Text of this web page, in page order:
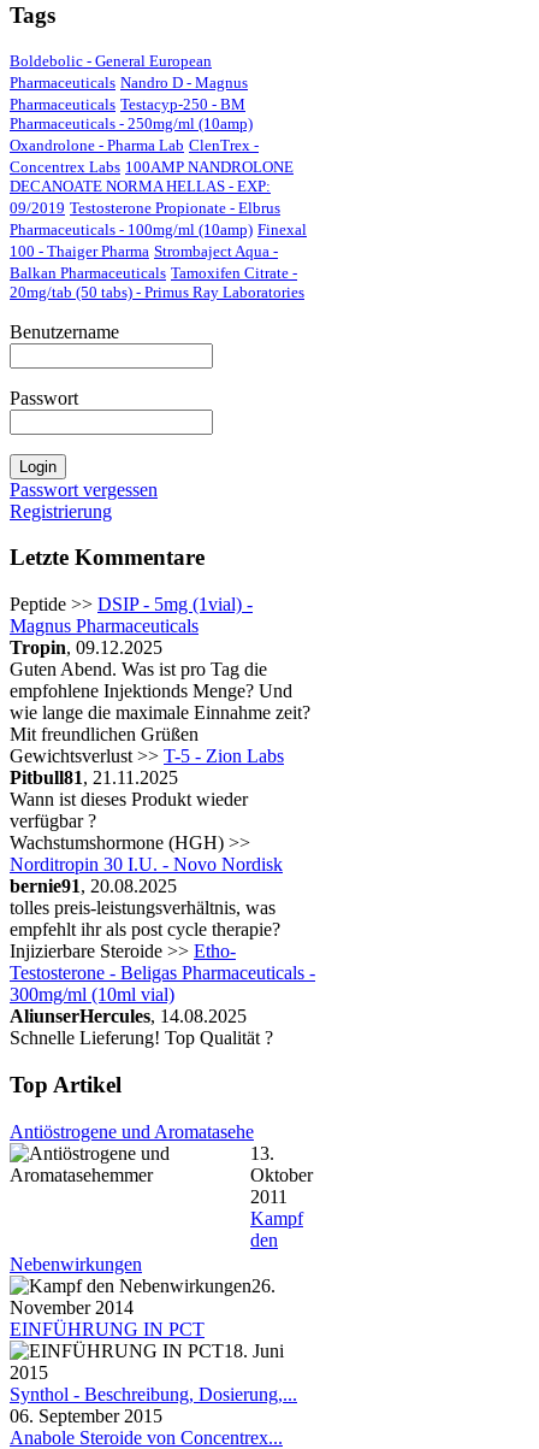
Tags
Boldebolic - General European
Pharmaceuticals Nandro D - Magnus
Pharmaceuticals Testacyp-250 - BM
Pharmaceuticals - 250mg/ml (10amp)
Oxandrolone - Pharma Lab ClenTrex -
Concentrex Labs 100AMP NANDROLONE
DECANOATE NORMA HELLAS - EXP:
09/2019 Testosterone Propionate - Elbrus
Pharmaceuticals - 100mg/ml (10amp) Finexal
100 - Thaiger Pharma Strombaject Aqua -
Balkan Pharmaceuticals Tamoxifen Citrate -
20mg/tab (50 tabs) - Primus Ray Laboratories
Benutzername
Passwort
Passwort vergessen
Registrierung
Letzte Kommentare
Peptide >> DSIP - 5mg (1vial) -
Magnus Pharmaceuticals
Tropin, 09.12.2025
Guten Abend. Was ist pro Tag die
empfohlene Injektionds Menge? Und
wie lange die maximale Einnahme zeit?
Mit freundlichen Grüßen
Gewichtsverlust >> T-5 - Zion Labs
Pitbull81, 21.11.2025
Wann ist dieses Produkt wieder
verfügbar ?
Wachstumshormone (HGH) >>
Norditropin 30 I.U. - Novo Nordisk
bernie91, 20.08.2025
tolles preis-leistungsverhältnis, was
empfehlt ihr als post cycle therapie?
Injizierbare Steroide >> Etho-
Testosterone - Beligas Pharmaceuticals -
300mg/ml (10ml vial)
AliunserHercules, 14.08.2025
Schnelle Lieferung! Top Qualität ?
Top Artikel
Antiöstrogene und Aromatasehe
13.
Oktober
2011
Kampf
den
Nebenwirkungen
26.
November 2014
EINFÜHRUNG IN PCT
18. Juni
2015
Synthol - Beschreibung, Dosierung,...
06. September 2015
Anabole Steroide von Concentrex...